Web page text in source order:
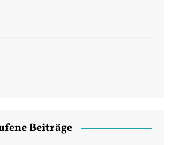
Beiträge